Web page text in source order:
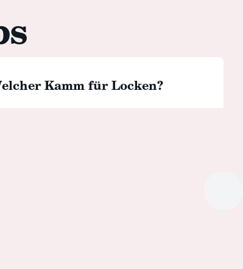
Kamm für Locken?